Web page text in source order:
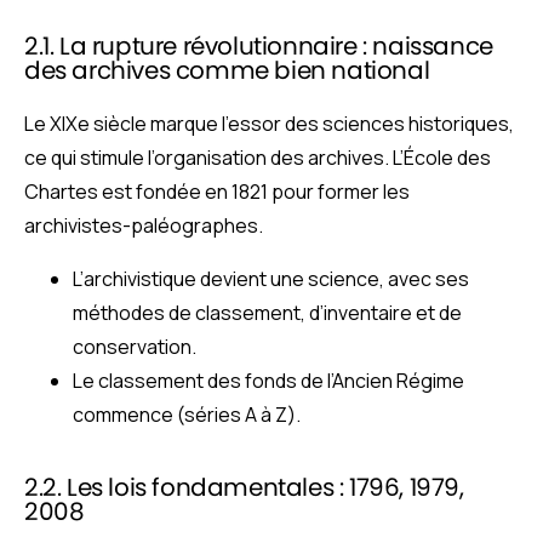
2.1. La rupture révolutionnaire : naissance
des archives comme bien national
Le XIXe siècle marque l’essor des sciences historiques,
ce qui stimule l’organisation des archives. L’École des
Chartes est fondée en 1821 pour former les
archivistes-paléographes.
L’archivistique devient une science, avec ses
méthodes de classement, d’inventaire et de
conservation.
Le classement des fonds de l’Ancien Régime
commence (séries A à Z).
2.2. Les lois fondamentales : 1796, 1979,
2008